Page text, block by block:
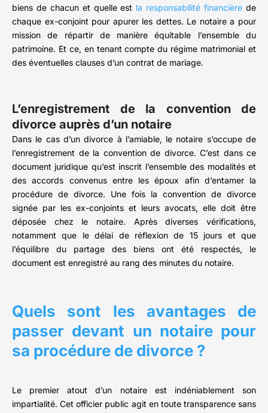
biens de chacun et quelle est la responsabilité financière de
chaque ex-conjoint pour apurer les dettes. Le notaire a pour
mission de répartir de manière équitable l’ensemble du
patrimoine. Et ce, en tenant compte du régime matrimonial et
des éventuelles clauses d’un contrat de mariage.
L’enregistrement de la convention de
divorce auprès d’un notaire
Dans le cas d’un divorce à l’amiable, le notaire s’occupe de
l’enregistrement de la convention de divorce. C’est dans ce
document juridique qu’est inscrit l’ensemble des modalités et
des accords convenus entre les époux afin d’entamer la
procédure de divorce. Une fois la convention de divorce
signée par les ex-conjoints et leurs avocats, elle doit être
déposée chez le notaire. Après diverses vérifications,
notamment que le délai de réflexion de 15 jours et que
l’équilibre du partage des biens ont été respectés, le
document est enregistré au rang des minutes du notaire.
Quels sont les avantages de
passer devant un notaire pour
sa procédure de divorce ?
Le premier atout d’un notaire est indéniablement son
impartialité. Cet officier public agit en toute transparence sans